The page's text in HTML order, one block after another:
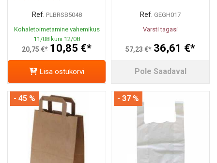
Ref. PLBRSB5048
Kohaletoimetamine vahemikus
11/08 kuni 12/08
20,75 €* 10,85 €*
Lisa ostukorvi
Ref. GEGH017
Varsti tagasi
57,23 €* 36,61 €*
Pole Saadaval
- 45 % - 37 %